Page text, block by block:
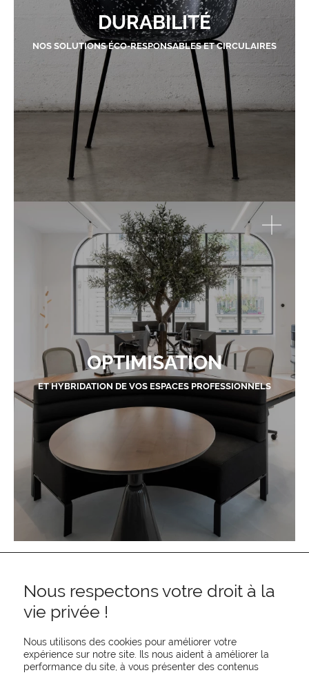
DURABILITÉ
NOS SOLUTIONS ÉCO-RESPONSABLES ET CIRCULAIRES
OPTIMISATION
ET HYBRIDATION DE VOS ESPACES PROFESSIONNELS
Nous respectons votre droit à la
vie privée !
Nous utilisons des cookies pour améliorer votre
expérience sur notre site. Ils nous aident à améliorer la
performance du site, à vous présenter des contenus